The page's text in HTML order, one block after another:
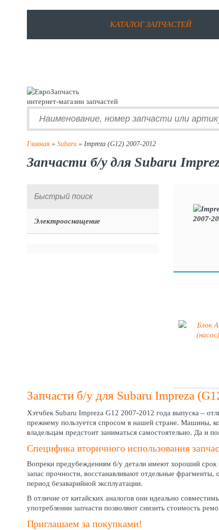
КАТАЛОГ ЗАПЧАСТЕЙ
интернет-магазин запчастей
Главная » Subaru » Impreza (G12) 2007-2012
Запчасти б/у для Subaru
Электрооснащение
Запчасти б/у для Subaru Impreza
Хэтчбек Subaru Impreza G12 2007-2012 года выпуска –
прежнему пользуется спросом в нашей стране. Машины,
владельцам предстоит заниматься самостоятельно. Да и
Специфика вторичного использования
Вопреки предубеждениям б/у детали имеют хороший
запас прочности, восстанавливают отдельные
период безаварийной эксплуатации.
В отличие от китайских аналогов они идеально
употреблении запчасти позволяют снизить стоимость
Приглашаем за покупками!